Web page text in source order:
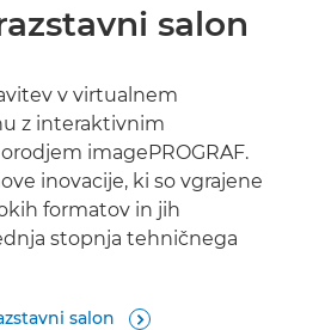
salon
v virtualnem
z interaktivnim
imagePROGRAF.
inovacije, ki so vgrajene
formatov in jih
stopnja tehničnega
salon 